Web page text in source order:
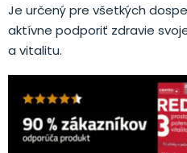
Je určený pre všetkých
aktívne podporiť zdravie
a vitalitu.